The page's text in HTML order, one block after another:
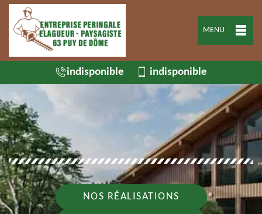
MENU
indisponible indisponible
NOS RÉALISATIONS